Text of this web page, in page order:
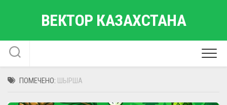
ВЕКТОР КАЗАХСТАНА
ПОМЕЧЕНО: ШЫРША